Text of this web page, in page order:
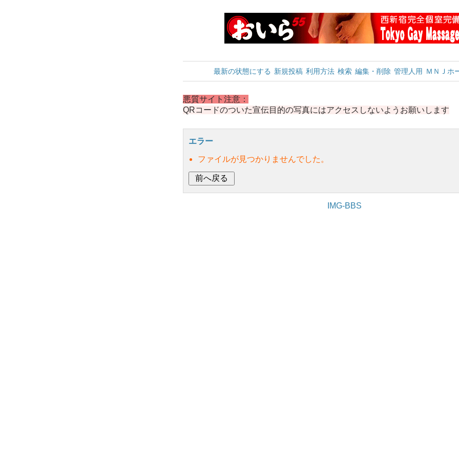
最新の状態にする 新規投稿 利用方法 検索 編集・削除 管理人用 ＭＮＪホ
悪質サイト注意：
QRコードのついた宣伝目的の写真にはアクセスしないようお願いします
エラー
ファイルが見つかりませんでした。
IMG-BBS